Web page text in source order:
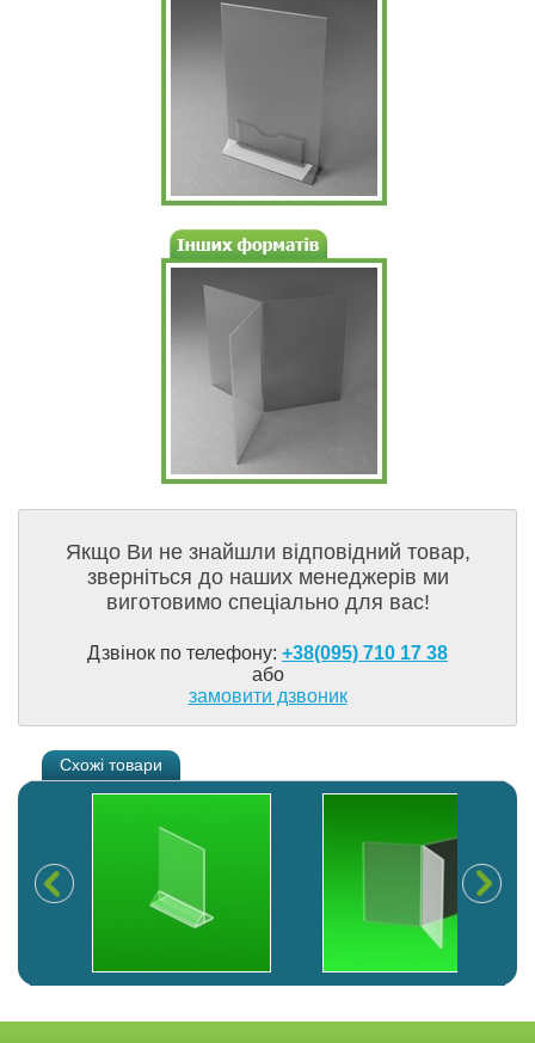
Якщо Ви не знайшли відповідний товар,
зверніться до наших менеджерів ми
виготовимо спеціально для вас!
Дзвінок по телефону: +38(095) 710 17 38
або
замовити дзвоник
Схожі товари